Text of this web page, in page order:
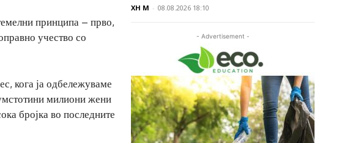
принципа – прво,
учество со
кога ја одбележуваме
милиони жени
бројка во последните
XH M - 08.08.2026 18:10
- Advertisement -